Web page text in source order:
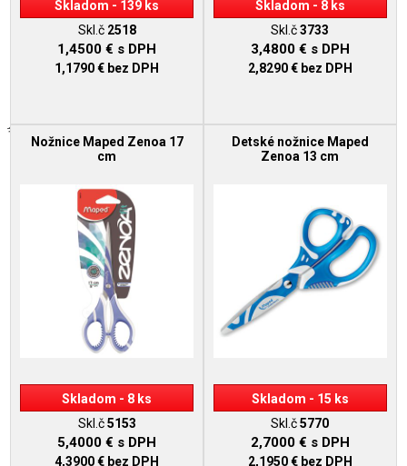
Skladom - 139 ks
Skl.č 2518
1,4500 € s DPH
1,1790 € bez DPH
Skladom - 8 ks
Skl.č3733
3,4800 € s DPH
2,8290 € bez DPH
Nožnice Maped Zenoa 17
cm
Skladom - 8 ks
Skl.č5153
5,4000 € s DPH
4,3900 € bez DPH
Detské nožnice Maped
Zenoa 13 cm
Skladom - 15 ks
Skl.č5770
2,7000 € s DPH
2,1950 € bez DPH